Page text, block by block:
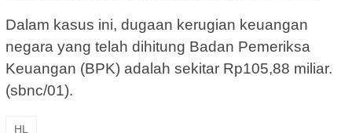
Dalam kasus ini, dugaan kerugian keuangan
negara yang telah dihitung Badan Pemeriksa
Keuangan (BPK) adalah sekitar Rp105,88 miliar.
(sbnc/01).
HL